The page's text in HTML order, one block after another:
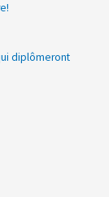
diplômeront